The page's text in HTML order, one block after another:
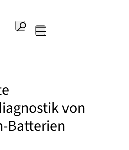
Suche
von
Batterien